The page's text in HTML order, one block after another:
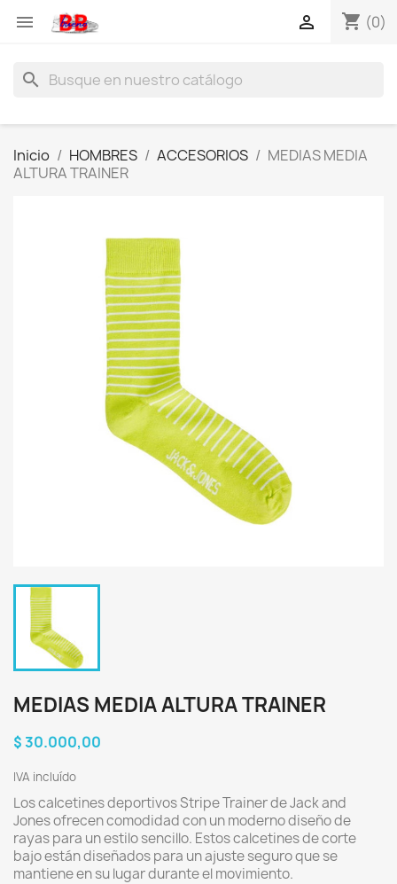
 shopping_cart (0)

search
Inicio HOMBRES ACCESORIOS
MEDIAS MEDIA
ALTURA TRAINER
MEDIAS MEDIA ALTURA TRAINER
$ 30.000,00
IVA incluído
Los calcetines deportivos Stripe Trainer de Jack and
Jones ofrecen comodidad con un moderno diseño de
rayas para un estilo sencillo. Estos calcetines de corte
bajo están diseñados para un ajuste seguro que se
mantiene en su lugar durante el movimiento.